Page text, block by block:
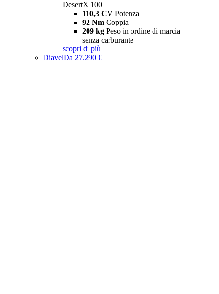
DesertX 100
110,3 CV Potenza
92 Nm Coppia
209 kg Peso in ordine di marcia
senza carburante
scopri di più
DiavelDa 27.290 €